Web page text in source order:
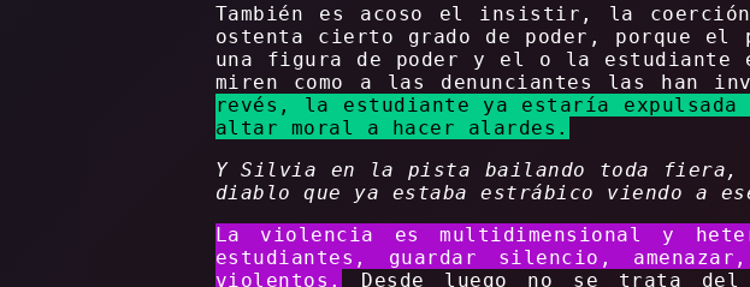
También es acoso el insistir, la coerción
ostenta cierto grado de poder, porque
una figura de poder y el o la estudiante
miren como a las denunciantes las han
revés, la estudiante ya estaría
altar moral a hacer alardes.
Y Silvia en la pista bailando toda fiera,
diablo que ya estaba estrábico viendo a
La violencia es multidimensional y
estudiantes, guardar silencio,
violentos.
Desde luego no se trata del